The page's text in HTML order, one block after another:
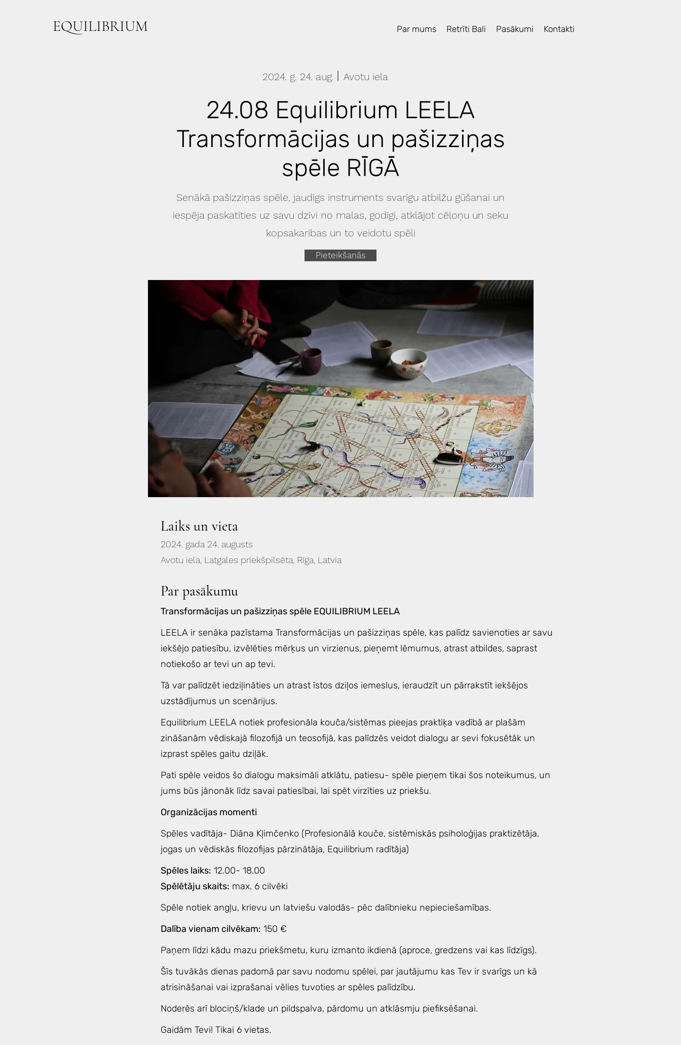
EQUILIBRIUM Par mums Retrīti Bali Pasākumi Kontakti
2024. g. 24. aug. Avotu iela
24.08 Equilibrium LEELA
Transformācijas un pašizziņas
spēle RĪGĀ
Senākā pašizziņas spēle, jaudīgs instruments svarīgu atbilžu gūšanai un
iespēja paskatīties uz savu dzīvi no malas, godīgi, atklājot cēloņu un seku
kopsakarības un to veidotu spēli
Pieteikšanās
Laiks un vieta
2024. gada 24. augusts
Avotu iela, Latgales priekšpilsēta, Rīga, Latvia
Par pasākumu
Transformācijas un pašizziņas spēle EQUILIBRIUM LEELA
LEELA ir senāka pazīstama Transformācijas un pašizziņas spēle, kas palīdz savienoties ar savu
iekšējo patiesību, izvēlēties mērķus un virzienus, pieņemt lēmumus, atrast atbildes, saprast
notiekošo ar tevi un ap tevi.
Tā var palīdzēt iedziļināties un atrast īstos dziļos iemeslus, ieraudzīt un pārrakstīt iekšējos
uzstādījumus un scenārijus.
Equilibrium LEELA notiek profesionāla kouča/sistēmas pieejas praktiķa vadībā ar plašām
zināšanām vēdiskajā filozofijā un teosofijā, kas palīdzēs veidot dialogu ar sevi fokusētāk un
izprast spēles gaitu dziļāk.
Pati spēle veidos šo dialogu maksimāli atklātu, patiesu- spēle pieņem tikai šos noteikumus, un
jums būs jānonāk līdz savai patiesībai, lai spēt virzīties uz priekšu.
Organizācijas momenti
Spēles vadītāja- Diāna Kļimčenko (Profesionālā kouče, sistēmiskās psiholoģijas praktizētāja,
jogas un vēdiskās filozofijas pārzinātāja, Equilibrium radītāja)
Spēles laiks: 12.00- 18.00
Spēlētāju skaits: max. 6 cilvēki
Spēle notiek angļu, krievu un latviešu valodās- pēc dalībnieku nepieciešamības.
Dalība vienam cilvēkam: 150 €
Paņem līdzi kādu mazu priekšmetu, kuru izmanto ikdienā (aproce, gredzens vai kas līdzīgs).
Šīs tuvākās dienas padomā par savu nodomu spēlei, par jautājumu kas Tev ir svarīgs un kā
atrisināšanai vai izprašanai vēlies tuvoties ar spēles palīdzību.
Noderēs arī blociņš/klade un pildspalva, pārdomu un atklāsmju piefiksēšanai.
Gaidām Tevi! Tikai 6 vietas.